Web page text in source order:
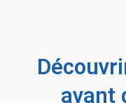
avant